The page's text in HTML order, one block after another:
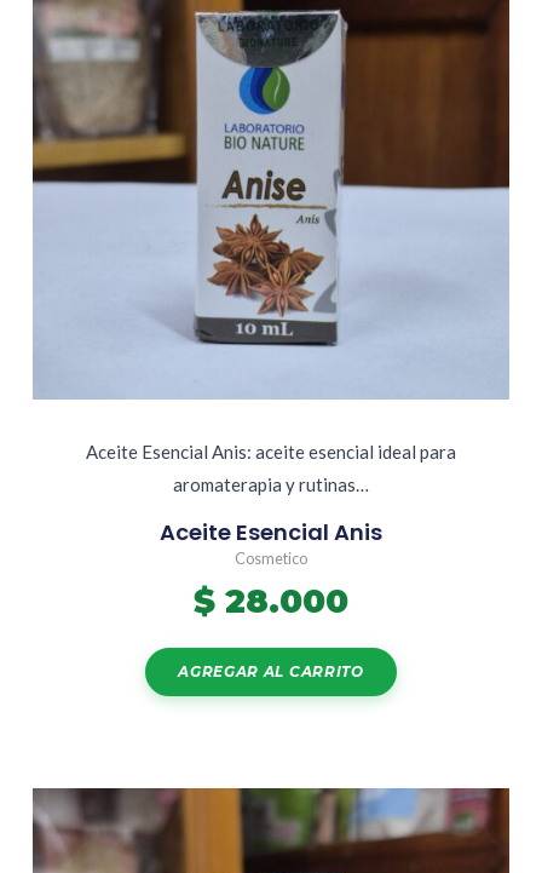
Aceite Esencial Anis: aceite esencial ideal para
aromaterapia y rutinas…
Aceite Esencial Anis
Cosmetico
$ 28.000
AGREGAR AL CARRITO